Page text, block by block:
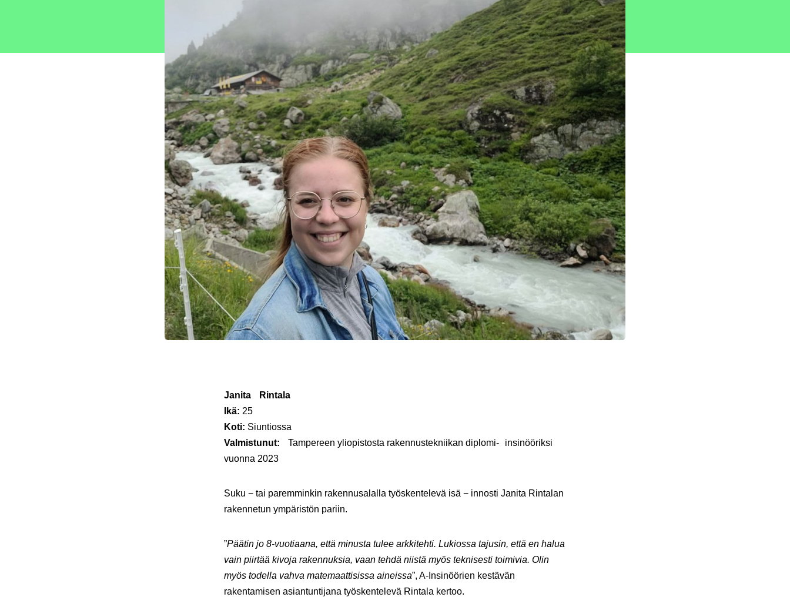
Janita Rintala
Ikä: 25
Koti: Siuntiossa
Valmistunut: Tampereen yliopistosta rakennustekniikan diplomi- insinööriksi
vuonna 2023
Suku − tai paremminkin rakennusalalla työskentelevä isä − innosti Janita Rintalan
rakennetun ympäristön pariin.
”Päätin jo 8-vuotiaana, että minusta tulee arkkitehti. Lukiossa tajusin, että en halua
vain piirtää kivoja rakennuksia, vaan tehdä niistä myös teknisesti toimivia. Olin
myös todella vahva matemaattisissa aineissa”, A-Insinöörien kestävän
rakentamisen asiantuntijana työskentelevä Rintala kertoo.